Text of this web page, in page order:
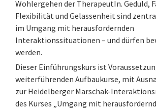
Wohlergehen der TherapeutIn. Geduld,
Flexibilität und Gelassenheit sind
im Umgang mit herausfordernden
Interaktionssituationen – und dürfen
werden.
Dieser Einführungskurs ist
weiterführenden Aufbaukurse, mit
zur Heidelberger Marschak-
des Kurses „Umgang mit